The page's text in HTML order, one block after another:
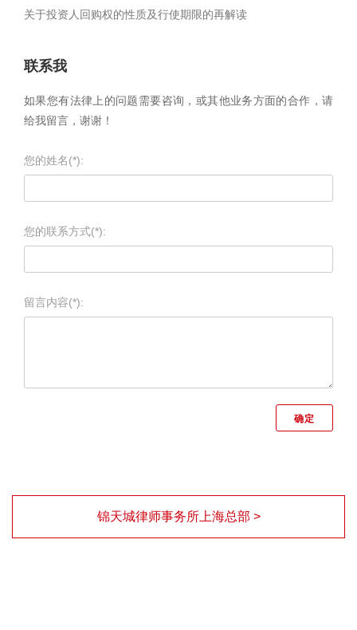
关于投资人回购权的性质及行使期限的再解读
联系我
如果您有法律上的问题需要咨询，或其他业务方面的合作，请
给我留言，谢谢！
您的姓名(*):
您的联系方式(*):
留言内容(*):
锦天城律师事务所上海总部 >